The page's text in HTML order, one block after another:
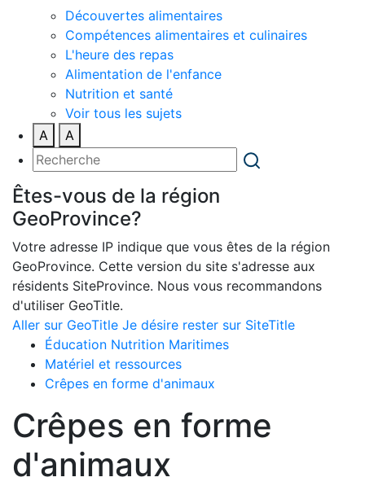
Découvertes alimentaires
Compétences alimentaires et culinaires
L'heure des repas
Alimentation de l'enfance
Nutrition et santé
Voir tous les sujets
A
A
Êtes-vous de la région
GeoProvince?
Votre adresse IP indique que vous êtes de la région
GeoProvince. Cette version du site s'adresse aux
résidents SiteProvince. Nous vous recommandons
d'utiliser GeoTitle.
Aller sur GeoTitle Je désire rester sur SiteTitle
Éducation Nutrition Maritimes
Matériel et ressources
Crêpes en forme d'animaux
Crêpes en forme
d'animaux